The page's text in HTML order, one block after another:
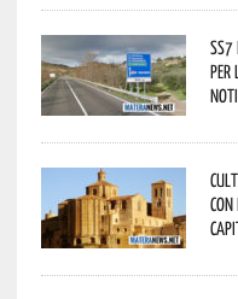
per